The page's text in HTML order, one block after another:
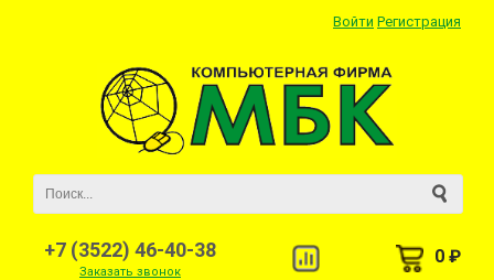
Войти Регистрация
+7 (3522) 46-40-38
Заказать звонок
0 ₽